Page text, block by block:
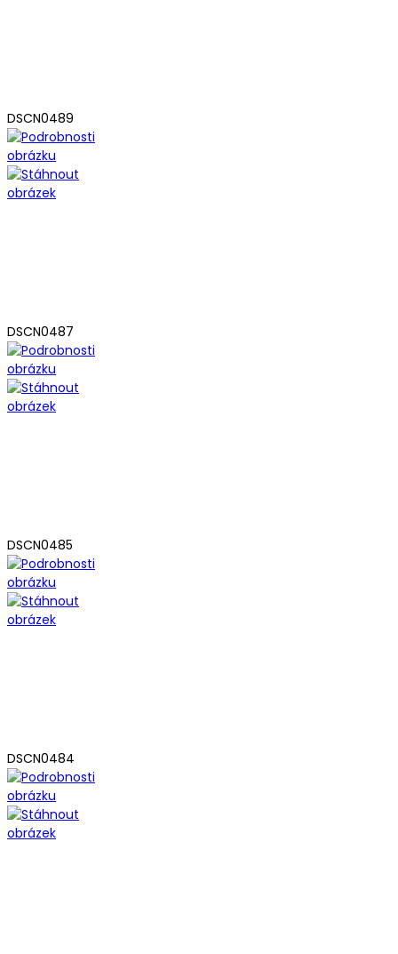
DSCN0489
DSCN0487
DSCN0485
DSCN0484